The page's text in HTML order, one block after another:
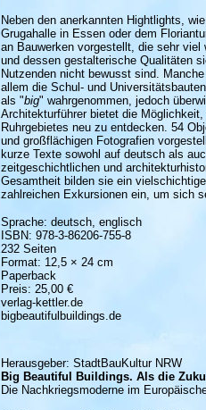
Neben den anerkannten Hightlights,
Grugahalle in Essen oder dem
an Bauwerken vorgestellt, die sehr
und dessen gestalterische Qualitäten
Nutzenden nicht bewusst sind.
allem die Schul- und
als "big" wahrgenommen, jedoch
Architekturführer bietet die
Ruhrgebietes neu zu entdecken. 54
und großflächigen Fotografien
kurze Texte sowohl auf deutsch als
zeitgeschichtlichen und
Gesamtheit bilden sie ein
zahlreichen Exkursionen ein, um sich
Sprache: deutsch, englisch
ISBN: 978-3-86206-755-8
232 Seiten
Format: 12,5 × 24 cm
Paperback
Preis: 25,00 €
verlag-kettler.de
bigbeautifulbuildings.de
Herausgeber: StadtBauKultur NRW
Big Beautiful Buildings. Als die
Die Nachkriegsmoderne im